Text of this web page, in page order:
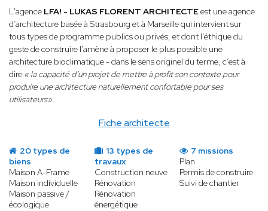
Fiche architecte
L'agence LFA! - LUKAS FLORENT ARCHITECTEest une agence
d’architecture basée à Strasbourg et à Marseille qui intervient sur
tous types de programme publics ou privés, et dont l'éthique du
geste de construire l'amène à proposer le plus possible une
architecture bioclimatique - dans le sens originel du terme, c’est à
dire « la capacité d’un projet de mettre à profit son contexte pour
produire une architecture naturellement confortable pour ses
utilisateurs».
20 types de
biens
Maison A-Frame
Maison individuelle
Maison passive /
écologique
13 types de
travaux
Construction neuve
Rénovation
Rénovation
énergétique
7 missions
Plan
Permis de construire
Suivi de chantier